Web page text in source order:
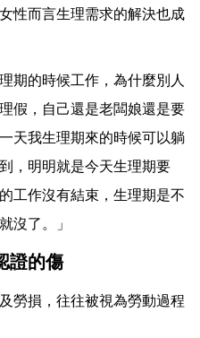
性而言生理需求的解決也成
期的時候工作，為什麼別人
假，自己還是老闆娘還是要
天我生理期來的時候可以躺
，明明就是今天生理期要
工作沒有結束，生理期是不
沒了。」
證的傷
勞損，往往被視為勞動過程